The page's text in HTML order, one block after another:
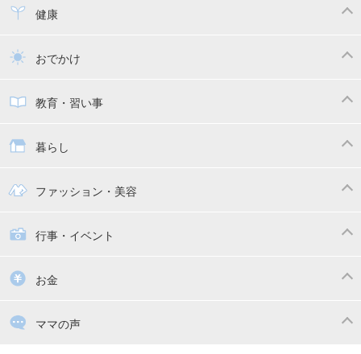
寝かしつけ
トイトレ
離乳食健康
乳幼児健診・予防接種
おでかけ
子供とおでかけ
抱っこ紐
教育・習い事
教育・習い事
幼稚園
絵本
暮らし
ママの日常
家族関係・夫婦関係
掃除
ファッション・美容
子供の服・ファッション
行事・イベント
漫画
出産祝い・内祝い
お金
住宅購入ママの声